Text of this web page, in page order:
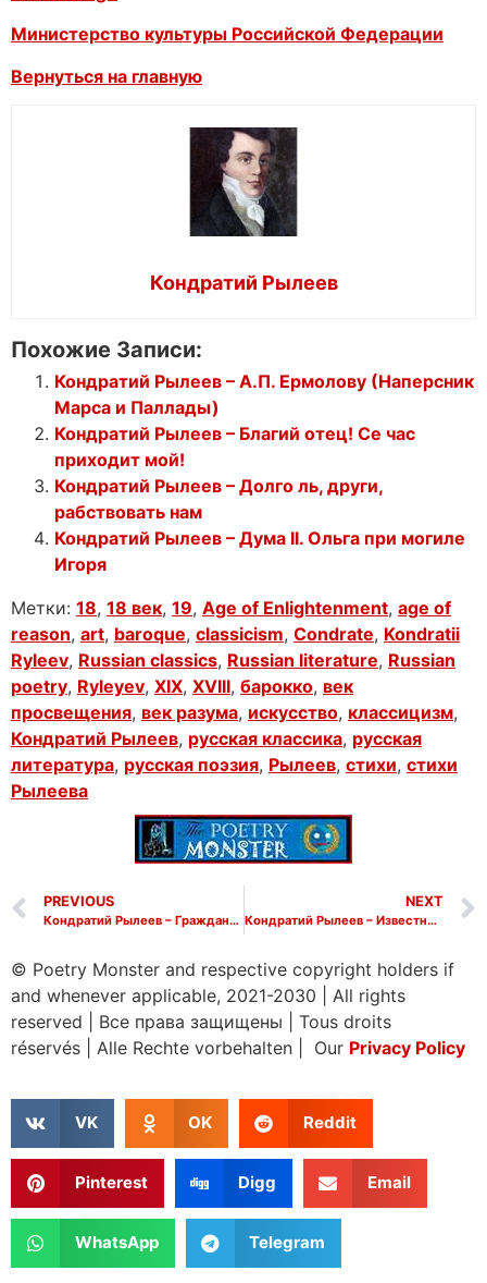
Министерство культуры Российской Федерации
Вернуться на главную
Кондратий Рылеев
Похожие Записи:
Кондратий Рылеев – А.П. Ермолову (Наперсник
Марса и Паллады)
Кондратий Рылеев – Благий отец! Се час
приходит мой!
Кондратий Рылеев – Долго ль, други,
рабствовать нам
Кондратий Рылеев – Дума II. Ольга при могиле
Игоря
Метки: 18, 18 век, 19, Age of Enlightenment, age of
reason, art, baroque, classicism, Condrate, Kondratii
Ryleev, Russian classics, Russian literature, Russian
poetry, Ryleyev, XIX, XVIII, барокко, век
просвещения, век разума, искусство, классицизм,
Кондратий Рылеев, русская классика, русская
литература, русская поэзия, Рылеев, стихи, стихи
Рылеева
PREVIOUS
Кондратий Рылеев – Гражданское мужество
NEXT
Кондратий Рылеев – Известно всем давно, что стиходей Арист
© Poetry Monster and respective copyright holders if
and whenever applicable, 2021-2030
All rights
reserved
Все права защищены
Tous droits
réservés
Alle Rechte vorbehalten | Our Privacy Policy
VK OK Reddit
Pinterest Digg Email
WhatsApp Telegram